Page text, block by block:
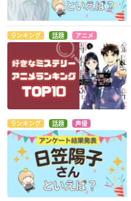
ランキング 話題 アニメ
ランキング 話題 声優